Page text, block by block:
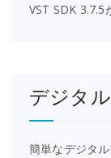
VST SDK 3.7.5
デジタ
簡単なデジタ